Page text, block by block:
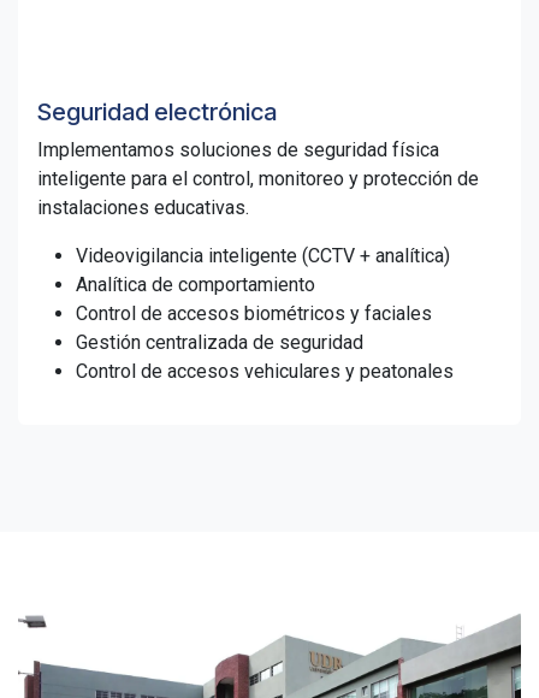
Seguridad electrónica
Implementamos soluciones de seguridad física
inteligente para el control, monitoreo y protección de
instalaciones educativas.
Videovigilancia inteligente (CCTV + analítica)
Analítica de comportamiento
Control de accesos biométricos y faciales
Gestión centralizada de seguridad
Control de accesos vehiculares y peatonales